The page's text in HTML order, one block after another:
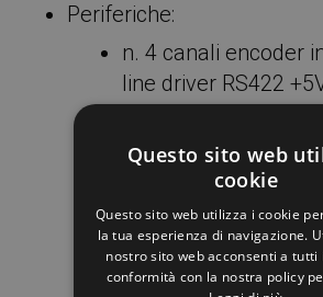
Periferiche:
n. 4 canali encoder
line driver RS422
n. 4 canali input
disaccoppiati, logica
24VDC, per lettura
n. 32 canali input
disaccopiati, logica
Questo sito web
cookie
Questo sito web utilizza i cookie
la tua esperienza di navigazione.
nostro sito web acconsenti a tutti
conformità con la nostra policy